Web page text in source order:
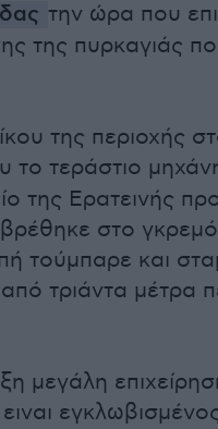
την ώρα που
της πυρκαγιάς
της περιοχής
το τεράστιο
της Ερατεινής
στο
τούμπαρε και
τριάντα μέτρα
μεγάλη